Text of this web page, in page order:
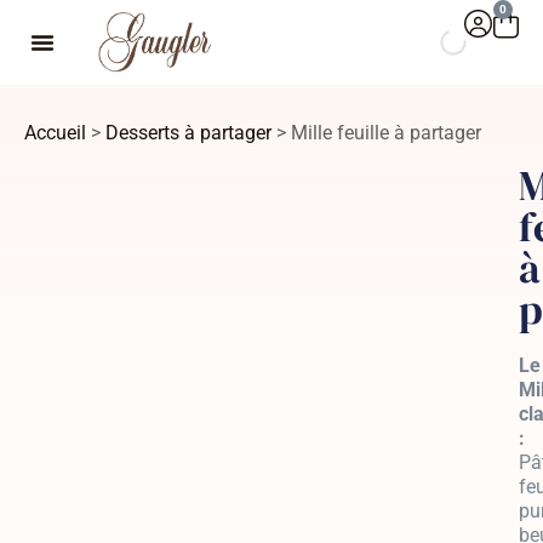
0
Accueil > Desserts à partager> Mille feuille à partager
à
Le
: